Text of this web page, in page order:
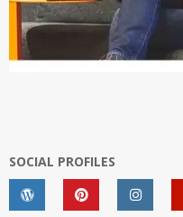
SOCIAL PROFILES